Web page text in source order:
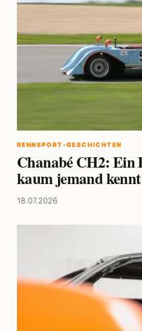
RENNSPORT-GESCHICHTEN
Chanabé CH2: Ein
kaum jemand kennt
18.07.2026